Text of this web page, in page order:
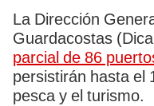
La Dirección
Guardacostas
parcial de 86
persistirán hasta el
pesca y el turismo.